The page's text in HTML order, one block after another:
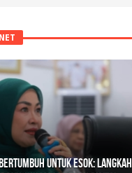
Untuk Esok: Langkah